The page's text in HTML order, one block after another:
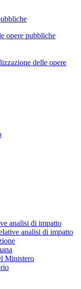
opere pubbliche
delle opere
analisi di impatto
analisi di impatto
Ministero